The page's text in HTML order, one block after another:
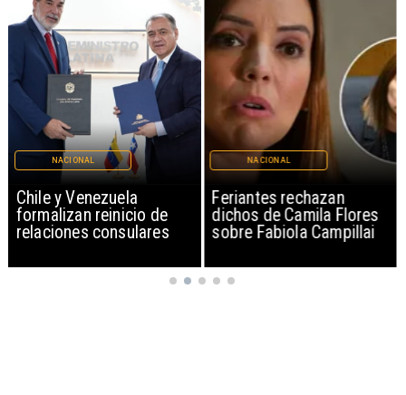
Chile y Venezuela
formalizan reinicio de
relaciones consulares
NACIONAL
Feriantes rechazan
dichos de Camila Flores
sobre Fabiola Campillai
NACIONAL